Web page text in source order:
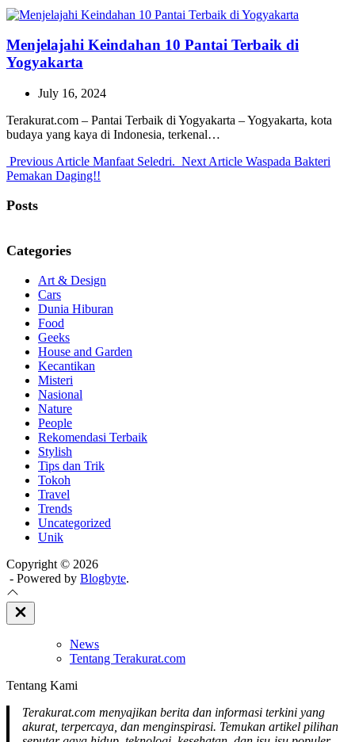
Menjelajahi Keindahan 10 Pantai Terbaik di
Yogyakarta
July 16, 2024
Terakurat.com – Pantai Terbaik di Yogyakarta – Yogyakarta, kota
budaya yang kaya di Indonesia, terkenal…
Previous Article Previous
Post:
Manfaat Seledri. Next Article Next
Waspada Bakteri
Pemakan Daging!!
Posts
Categories
Art & Design
Cars
Dunia Hiburan
Food
Geeks
House and Garden
Kecantikan
Misteri
Nasional
Nature
People
Rekomendasi Terbaik
Stylish
Tips dan Trik
Tokoh
Travel
Trends
Uncategorized
Unik
Copyright © 2026
- Powered by Blogbyte.
Close
Off
News
Tentang Terakurat.com
Tentang Kami
Terakurat.com menyajikan berita dan informasi terkini yang
akurat, terpercaya, dan menginspirasi. Temukan artikel pilihan